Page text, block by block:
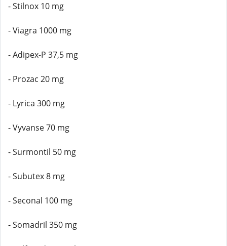
- Stilnox 10 mg
- Viagra 1000 mg
- Adipex-P 37,5 mg
- Prozac 20 mg
- Lyrica 300 mg
- Vyvanse 70 mg
- Surmontil 50 mg
- Subutex 8 mg
- Seconal 100 mg
- Somadril 350 mg